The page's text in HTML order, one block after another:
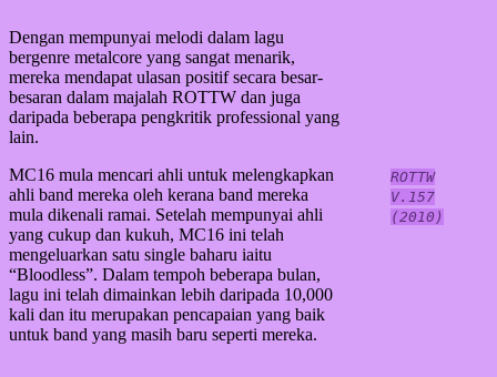
Dengan mempunyai melodi dalam lagu
bergenre metalcore yang sangat menarik,
mereka mendapat ulasan positif secara besar-
besaran dalam majalah ROTTW dan juga
daripada beberapa pengkritik professional yang
lain.
MC16 mula mencari ahli untuk melengkapkan
ahli band mereka oleh kerana band mereka
mula dikenali ramai. Setelah mempunyai ahli
yang cukup dan kukuh, MC16 ini telah
mengeluarkan satu single baharu iaitu
“Bloodless”. Dalam tempoh beberapa bulan,
lagu ini telah dimainkan lebih daripada 10,000
kali dan itu merupakan pencapaian yang baik
untuk band yang masih baru seperti mereka.
ROTTW
V.157
(2010)